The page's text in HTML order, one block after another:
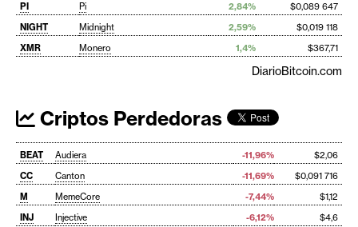
PI
Pi 2,84%
$0,089 647
NIGHT
Midnight 2,59%
$0,019 118
XMR
Monero 1,4% $367,71
DiarioBitcoin.com
Criptos Perdedoras
BEAT Audiera -11,96%
$2,06
CC
Canton -11,69%
$0,091 716
M
MemeCore -7,44%
$1,12
INJ
Injective -6,12% $4,6